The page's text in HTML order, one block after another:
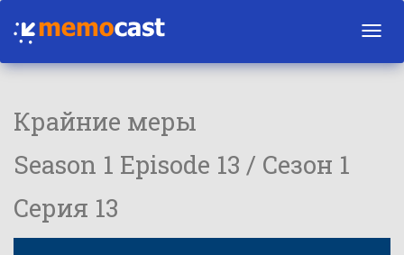
Крайние меры
Season 1 Episode 13 / Сезон 1
Серия 13